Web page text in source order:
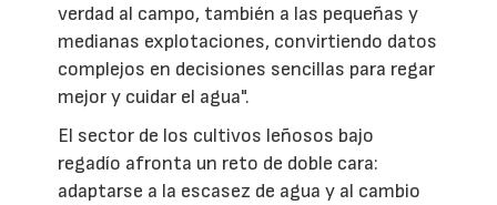
verdad al campo, también a las pequeñas y
medianas explotaciones, convirtiendo datos
complejos en decisiones sencillas para regar
mejor y cuidar el agua".
El sector de los cultivos leñosos bajo
regadío afronta un reto de doble cara:
adaptarse a la escasez de agua y al cambio